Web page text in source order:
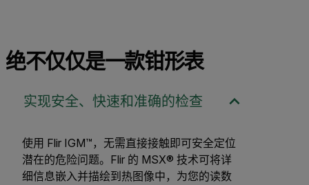
绝不仅仅是一款钳形表
实现安全、快速和准确的检查
使用 Flir IGM™，无需直接接触即可安全定位
潜在的危险问题。Flir 的 MSX® 技术可将详
细信息嵌入并描绘到热图像中，为您的读数